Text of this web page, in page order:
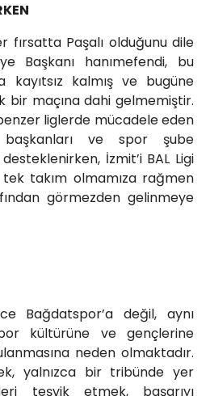
fırsatta Paşalı olduğunu dile
Başkanı hanımefendi, bu
kayıtsız kalmış ve bugüne
bir maçına dahi gelmemiştir.
liglerde mücadele eden
başkanları ve spor şube
İzmit’i BAL Ligi
takım olmamıza rağmen
görmezden gelinmeye
Bağdatspor’a değil, aynı
kültürüne ve gençlerine
neden olmaktadır.
yalnızca bir tribünde yer
teşvik etmek, başarıyı